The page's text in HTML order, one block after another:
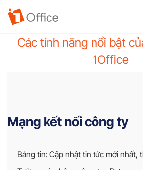
Các tính năng nổi bật
1Office
Mạng kết nối công ty
Bảng tin: Cập nhật tin tức mới nhất,